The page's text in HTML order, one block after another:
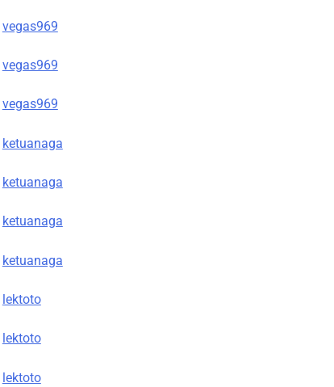
vegas969
vegas969
vegas969
ketuanaga
ketuanaga
ketuanaga
ketuanaga
lektoto
lektoto
lektoto